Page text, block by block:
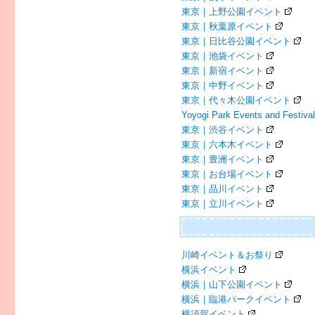
東京｜上野公園イベント
東京｜秋葉原イベント
東京｜日比谷公園イベント
東京｜池袋イベント
東京｜新宿イベント
東京｜中野イベント
東京｜代々木公園イベント
Yoyogi Park Events and
東京｜渋谷イベント
東京｜六本木イベント
東京｜豊洲イベント
東京｜お台場イベント
東京｜品川イベント
東京｜立川イベント
川崎イベント＆お祭り
横浜イベント
横浜｜山下公園イベント
横浜｜臨港パークイベント